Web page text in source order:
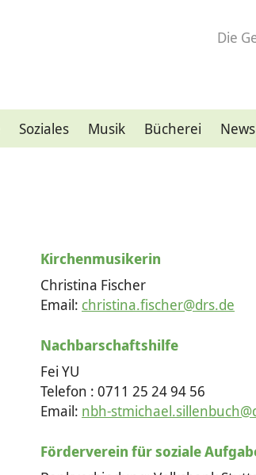
Die
Soziales Musik Bücherei News
Kirchenmusikerin
Christina Fischer
Email: christina.fischer@drs.de
Nachbarschaftshilfe
Fei YU
Telefon : 0711 25 24 94 56
Email: nbh-
Förderverein für soziale